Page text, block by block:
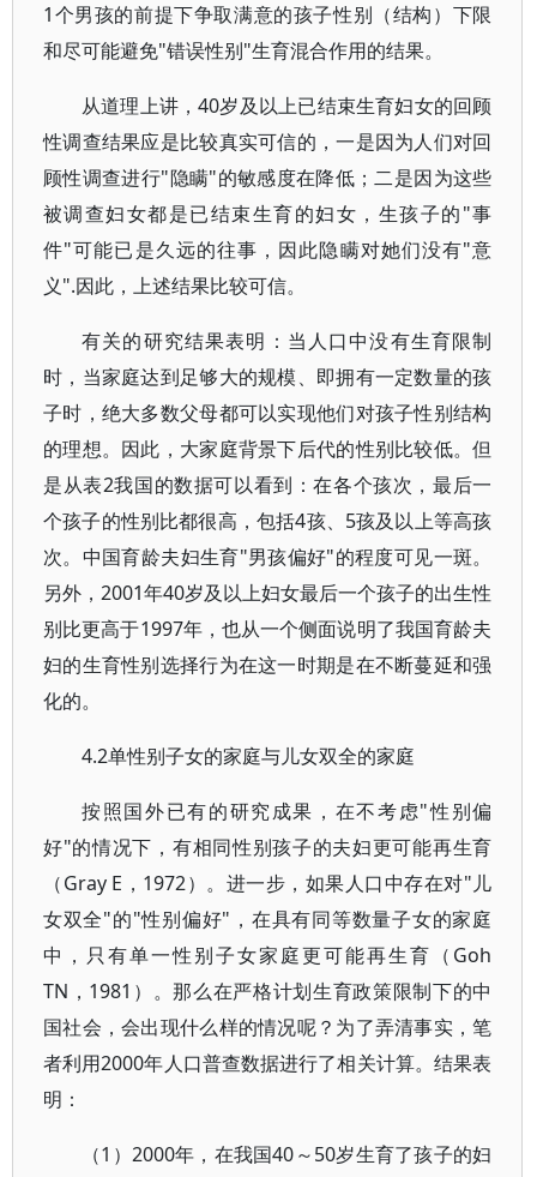
1个男孩的前提下争取满意的孩子性别（结构）下限
和尽可能避免"错误性别"生育混合作用的结果。
从道理上讲，40岁及以上已结束生育妇女的回顾
性调查结果应是比较真实可信的，一是因为人们对回
顾性调查进行"隐瞒"的敏感度在降低；二是因为这些
被调查妇女都是已结束生育的妇女，生孩子的"事
件"可能已是久远的往事，因此隐瞒对她们没有"意
义".因此，上述结果比较可信。
有关的研究结果表明：当人口中没有生育限制
时，当家庭达到足够大的规模、即拥有一定数量的孩
子时，绝大多数父母都可以实现他们对孩子性别结构
的理想。因此，大家庭背景下后代的性别比较低。但
是从表2我国的数据可以看到：在各个孩次，最后一
个孩子的性别比都很高，包括4孩、5孩及以上等高孩
次。中国育龄夫妇生育"男孩偏好"的程度可见一斑。
另外，2001年40岁及以上妇女最后一个孩子的出生性
别比更高于1997年，也从一个侧面说明了我国育龄夫
妇的生育性别选择行为在这一时期是在不断蔓延和强
化的。
4.2单性别子女的家庭与儿女双全的家庭
按照国外已有的研究成果，在不考虑"性别偏
好"的情况下，有相同性别孩子的夫妇更可能再生育
（Gray E，1972）。进一步，如果人口中存在对"儿
女双全"的"性别偏好"，在具有同等数量子女的家庭
中，只有单一性别子女家庭更可能再生育（Goh
TN，1981）。那么在严格计划生育政策限制下的中
国社会，会出现什么样的情况呢？为了弄清事实，笔
者利用2000年人口普查数据进行了相关计算。结果表
明：
（1）2000年，在我国40～50岁生育了孩子的妇